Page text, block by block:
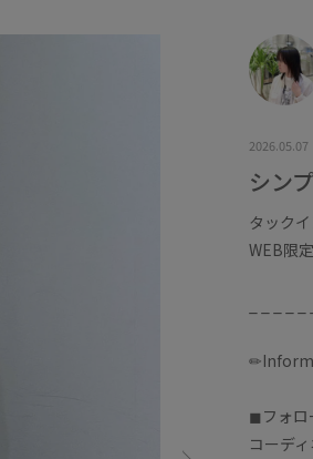
2026.05.07
シン
タック
WEB限
◼︎フォロ
コーデ